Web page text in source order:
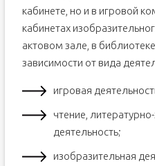
кабинете, но и в игровой
кабинетах
актовом зале, в
зависимости от вида
игровая
чтение,
деятельность;
изобразительная